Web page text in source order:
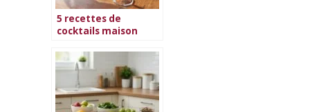
5 recettes de
cocktails maison